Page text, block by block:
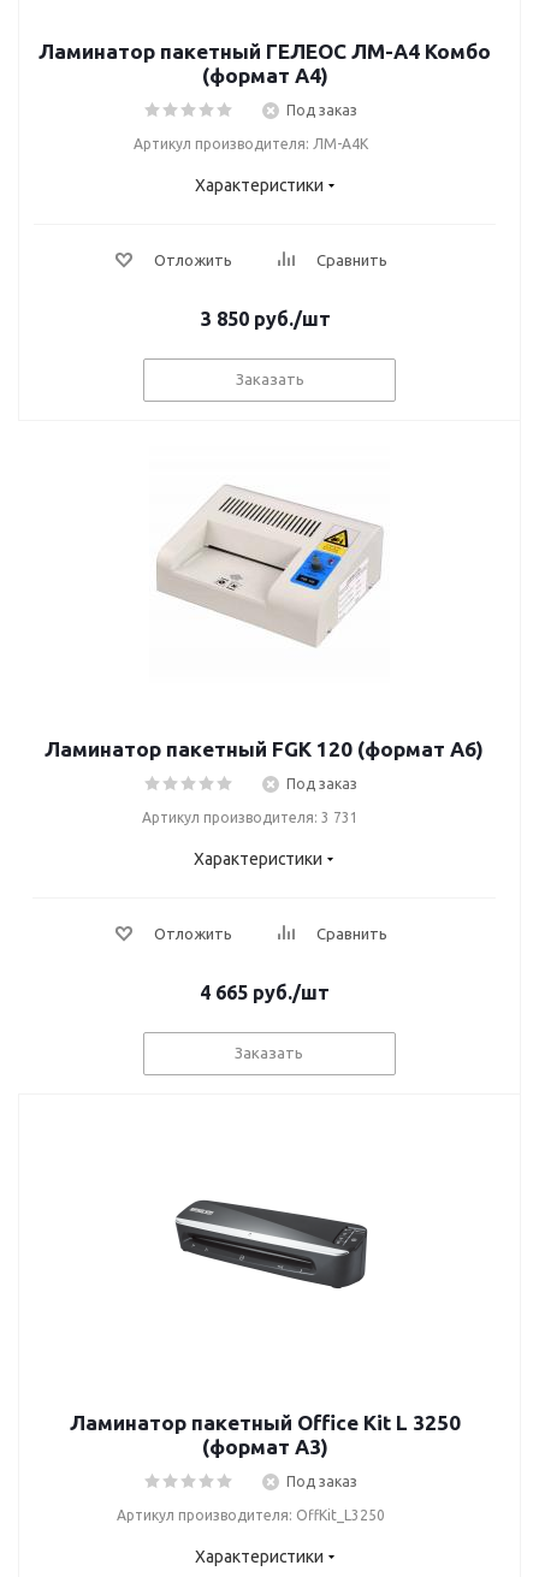
Ламинатор пакетный ГЕЛЕОС ЛМ-A4 Комбо
(формат А4)
Под заказ
Артикул производителя: ЛМ-А4К
Характеристики
Отложить Сравнить
3 850руб./шт
Заказать
Ламинатор пакетный FGK 120 (формат А6)
Под заказ
Артикул производителя: 3 731
Характеристики
Отложить Сравнить
4 665 руб./шт
Заказать
Ламинатор пакетный Office Kit L 3250
(формат А3)
Под заказ
Артикул производителя: OffKit_L3250
Характеристики